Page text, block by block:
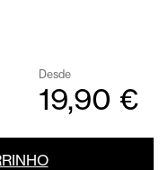
Desde
19,90 €